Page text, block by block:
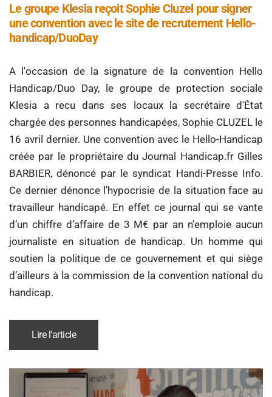
Le groupe Klesia reçoit Sophie Cluzel pour signer
une convention avec le site de recrutement Hello-
handicap/DuoDay
A l'occasion de la signature de la convention Hello
Handicap/Duo Day, le groupe de protection sociale
Klesia a recu dans ses locaux la secrétaire d'État
chargée des personnes handicapées, Sophie CLUZEL le
16 avril dernier. Une convention avec le Hello-Handicap
créée par le propriétaire du Journal Handicap.fr Gilles
BARBIER, dénoncé par le syndicat Handi-Presse Info.
Ce dernier dénonce l’hypocrisie de la situation face au
travailleur handicapé. En effet ce journal qui se vante
d’un chiffre d’affaire de 3 M€ par an n’emploie aucun
journaliste en situation de handicap. Un homme qui
soutien la politique de ce gouvernement et qui siège
d’ailleurs à la commission de la convention national du
handicap.
Lire l'article